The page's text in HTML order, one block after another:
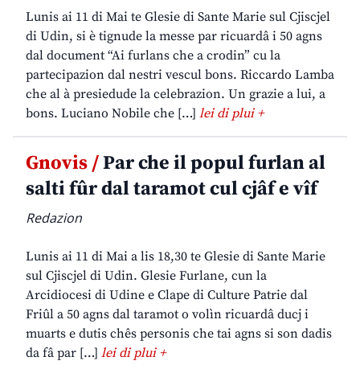
Lunis ai 11 di Mai te Glesie di Sante Marie sul Cjiscjel
di Udin, si è tignude la messe par ricuardâ i 50 agns
dal document “Ai furlans che a crodin” cu la
partecipazion dal nestri vescul bons. Riccardo Lamba
che al à presiedude la celebrazion. Un grazie a lui, a
bons. Luciano Nobile che […] lei di plui +
Gnovis /Par che il popul furlan al
salti fûr dal taramot cul cjâf e vîf
Redazion
Lunis ai 11 di Mai a lis 18,30 te Glesie di Sante Marie
sul Cjiscjel di Udin. Glesie Furlane, cun la
Arcidiocesi di Udine e Clape di Culture Patrie dal
Friûl a 50 agns dal taramot o volìn ricuardâ ducj i
muarts e dutis chês personis che tai agns si son dadis
da fâ par […] lei di plui +